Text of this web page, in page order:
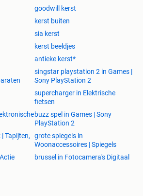
goodwill kerst
kerst buiten
sia kerst
kerst beeldjes
antieke kerst*
singstar playstation 2 in Games |
Sony PlayStation 2
supercharger in Elektrische
fietsen
buzz spel in Games | Sony
PlayStation 2
Tapijten,
grote spiegels in
Woonaccessoires | Spiegels
brussel in Fotocamera's Digitaal